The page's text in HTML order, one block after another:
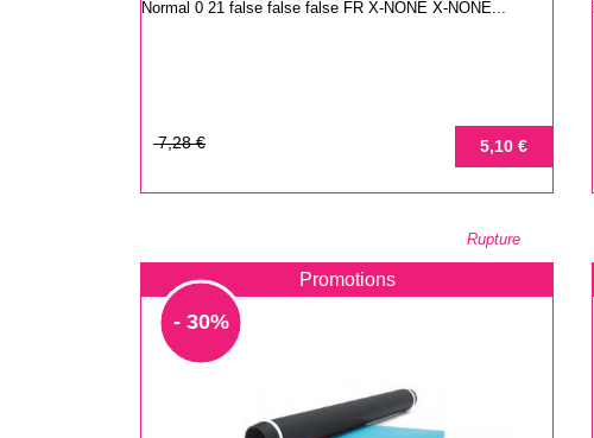
Normal 0 21 false false false FR X-NONE X-NONE...
Prix
7,28 €
Prix 5,10 €
Rupture
Promotions
- 30%